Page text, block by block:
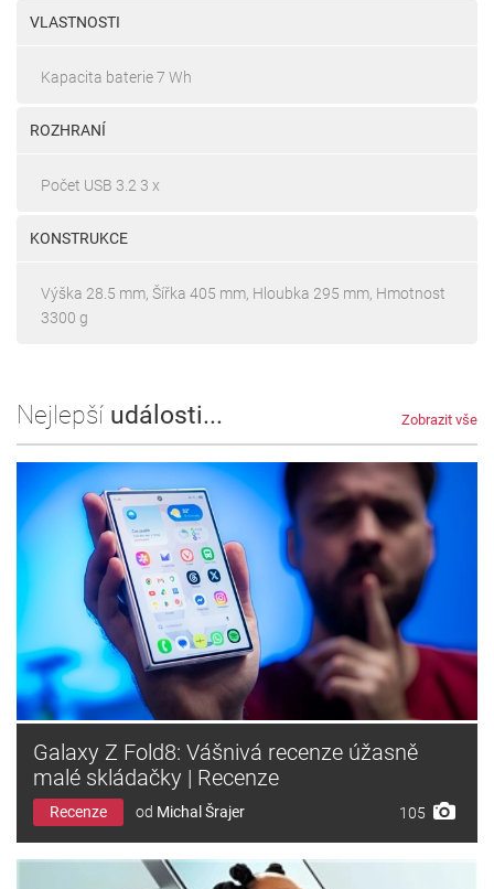
VLASTNOSTI
Kapacita baterie 7 Wh
ROZHRANÍ
Počet USB 3.2 3 x
KONSTRUKCE
Výška 28.5 mm, Šířka 405 mm, Hloubka 295 mm, Hmotnost
3300 g
Nejlepší události... Zobrazit vše
Galaxy Z Fold8: Vášnivá recenze úžasně
malé skládačky | Recenze
Recenze od Michal Šrajer 105